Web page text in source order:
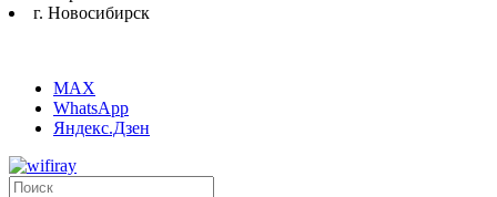
г. Новосибирск
MAX
WhatsApp
Яндекс.Дзен